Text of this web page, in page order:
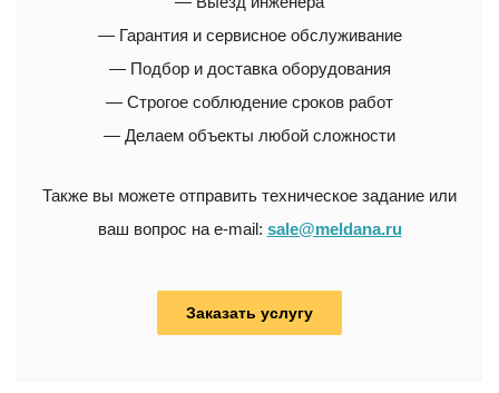
— Гарантия и сервисное обслуживание
— Подбор и доставка оборудования
— Строгое соблюдение сроков работ
— Делаем объекты любой сложности
Также вы можете отправить техническое задание или
ваш вопрос на e-mail: sale@meldana.ru
Заказать услугу